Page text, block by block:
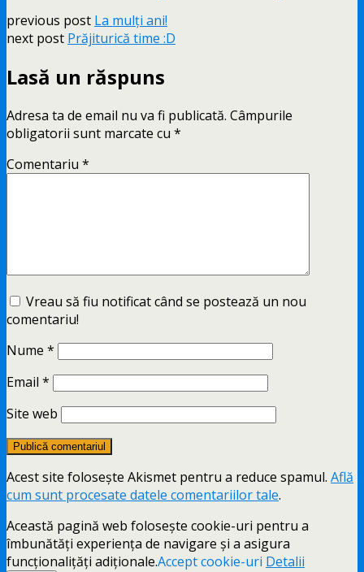
previous post La mulţi ani!
next post Prăjiturică time :D
Lasă un răspuns
Adresa ta de email nu va fi publicată. Câmpurile
obligatorii sunt marcate cu *
Comentariu *
Vreau să fiu notificat când se postează un nou
comentariu!
Nume *
Email *
Site web
Acest site folosește Akismet pentru a reduce spamul. Află
cum sunt procesate datele comentariilor tale.
Această pagină web folosește cookie-uri pentru a
îmbunătăți experiența de navigare și a asigura
funcționalițăți adiționale.Accept cookie-uri Detalii